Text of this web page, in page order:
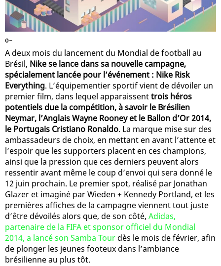
0-
A deux mois du lancement du Mondial de football au
Brésil, Nike se lance dans sa nouvelle campagne,
spécialement lancée pour l’événement : Nike Risk
Everything. L’équipementier sportif vient de dévoiler un
premier film, dans lequel apparaissenttrois héros
potentiels due la compétition, à savoir le Brésilien
Neymar, l’Anglais Wayne Rooney et le Ballon d’Or 2014,
le Portugais Cristiano Ronaldo. La marque mise sur des
ambassadeurs de choix, en mettant en avant l’attente et
l’espoir que les supporters placent en ces champions,
ainsi que la pression que ces derniers peuvent alors
ressentir avant même le coup d’envoi qui sera donné le
12 juin prochain. Le premier spot, réalisé par Jonathan
Glazer et imaginé par Wieden + Kennedy Portland, et les
premières affiches de la campagne viennent tout juste
d’être dévoilés alors que, de son côté, Adidas,
partenaire de la FIFA et sponsor officiel du Mondial
2014, a lancé son Samba Tour dès le mois de février, afin
de plonger les jeunes footeux dans l’ambiance
brésilienne au plus tôt.